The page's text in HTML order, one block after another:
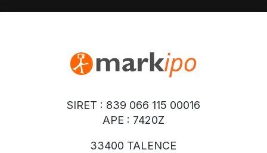
SIRET : 839 066 115 00016
APE : 7420Z
33400 TALENCE